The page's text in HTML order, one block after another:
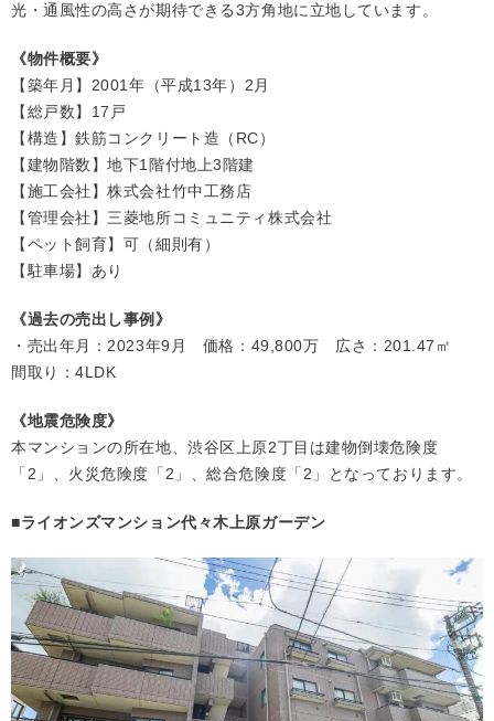
光・通風性の高さが期待できる3方角地に立地しています。
《物件概要》
【築年月】2001年（平成13年）2月
【総戸数】17戸
【構造】鉄筋コンクリート造（RC）
【建物階数】地下1階付地上3階建
【施工会社】株式会社竹中工務店
【管理会社】三菱地所コミュニティ株式会社
【ペット飼育】可（細則有）
【駐車場】あり
《過去の売出し事例》
・売出年月：2023年9月 価格：49,800万 広さ：201.47㎡
間取り：4LDK
《地震危険度》
本マンションの所在地、渋谷区上原2丁目は建物倒壊危険度
「2」、火災危険度「2」、総合危険度「2」となっております。
■ライオンズマンション代々木上原ガーデン